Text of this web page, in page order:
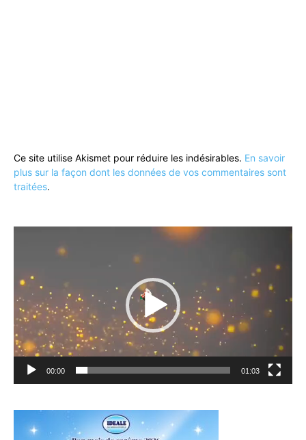
Ce site utilise Akismet pour réduire les indésirables. En savoir
plus sur la façon dont les données de vos commentaires sont
traitées.
00:00 01:03